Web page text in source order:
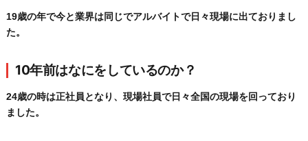
19歳の年で今と業界は同じでアルバイトで日々現場に出ておりまし
た。
10年前はなにをしているのか？
24歳の時は正社員となり、現場社員で日々全国の現場を回っており
ました。